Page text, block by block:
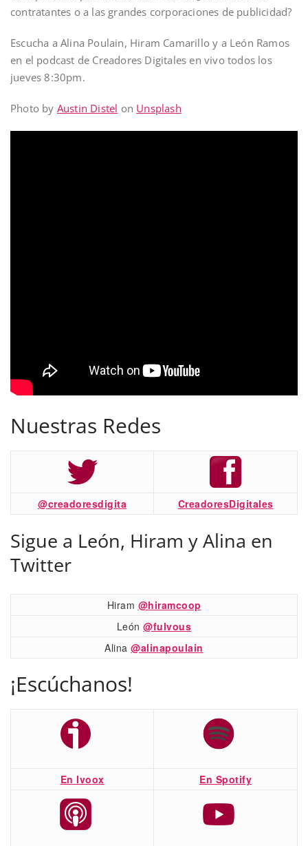
contratantes o a las grandes corporaciones de publicidad?
Escucha a Alina Poulain, Hiram Camarillo y a León Ramos
en el podcast de Creadores Digitales en vivo todos los
jueves 8:30pm.
Photo by Austin Distel on Unsplash
Nuestras Redes
@creadoresdigita CreadoresDigitales
Sigue a León, Hiram y Alina en
Twitter
Hiram @hiramcoop
León@fulvous
Alina@alinapoulain
¡Escúchanos!
En Ivoox En Spotify